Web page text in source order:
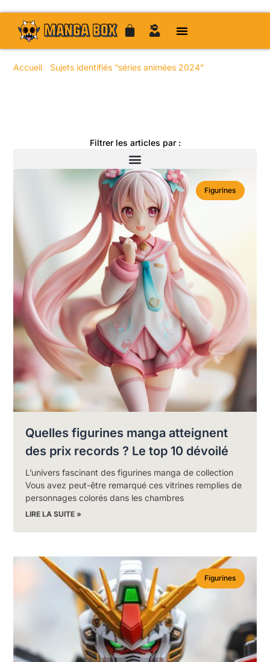
Accueil Sujets identifiés “séries animées 2024”
Filtrer les articles par :
Figurines
Quelles figurines manga atteignent
des prix records ? Le top 10 dévoilé
L’univers fascinant des figurines manga de collection
Vous avez peut-être remarqué ces vitrines remplies de
personnages colorés dans les chambres
LIRE LA SUITE »
Figurines